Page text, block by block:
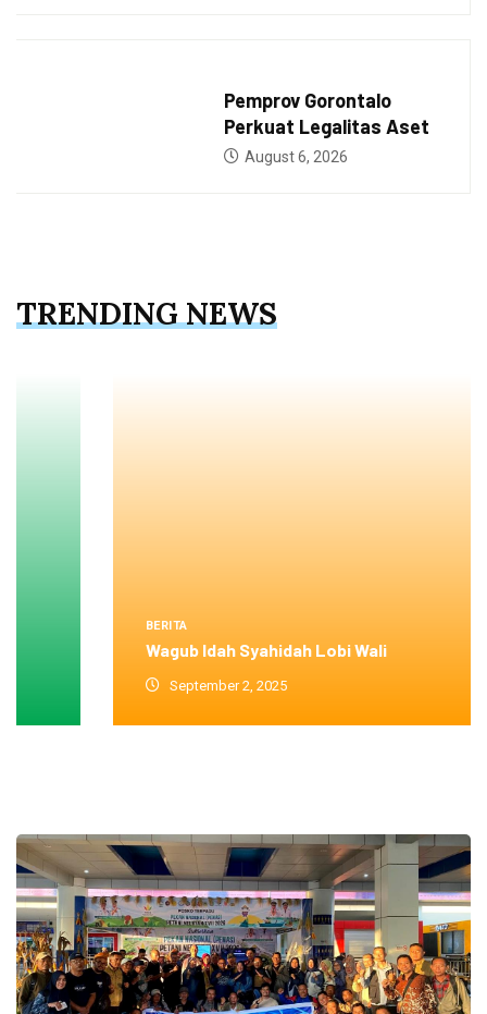
Pemprov Gorontalo
Perkuat Legalitas Aset
August 6, 2026
TRENDING NEWS
Wagub Idah Syahidah Lobi Wali
September 2, 2025